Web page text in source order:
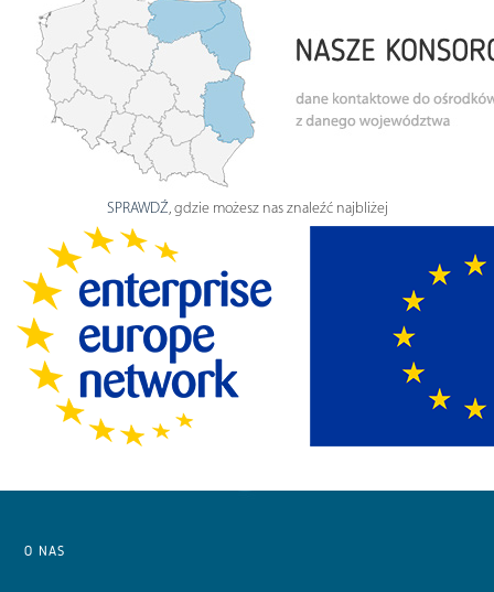
SPRAWDŹ, gdzie możesz nas znaleźć najbliżej
O NAS